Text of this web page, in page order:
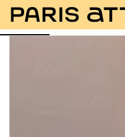
Photos Description